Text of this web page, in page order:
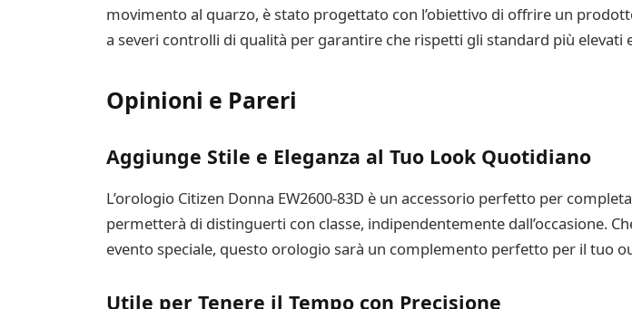
movimento al quarzo, è stato progettato con l’obiettivo di offrire un
a severi controlli di qualità per garantire che rispetti gli standard più elevati
Opinioni e Pareri
Aggiunge Stile e Eleganza al Tuo Look Quotidiano
L’orologio Citizen Donna EW2600-83D è un accessorio perfetto per
permetterà di distinguerti con classe, indipendentemente dall’occasione.
evento speciale, questo orologio sarà un complemento perfetto per il tuo
Utile per Tenere il Tempo con Precisione